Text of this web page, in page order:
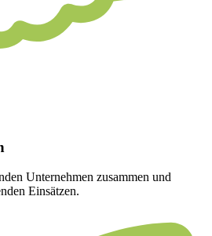
Unternehmen zusammen und
Einsätzen.